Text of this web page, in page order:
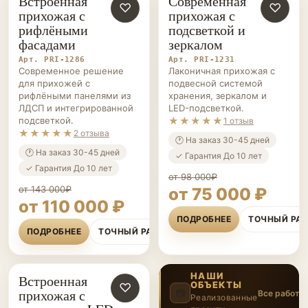
ПРИХОЖИЕ НА ЗАКАЗ
♡
прихожая с
рифлёными
фасадами
Арт. PRI-1286
Современное решение
для прихожей с
рифлёными панелями из
ЛДСП и интегрированной
подсветкой.
★★★★★ 2 отзыва
🕐 На заказ 30-45 дней
✓ Гарантия До 10 лет
от 143 000₽
от 110 000 ₽
ПОДРОБНЕЕ ТОЧНЫЙ РАСЧЁТ
ПРИХОЖИЕ НА ЗАКАЗ
♡
прихожая с
подсветкой и
зеркалом
Арт. PRI-1231
Лаконичная прихожая с
подвесной системой
хранения, зеркалом и
LED-подсветкой.
★★★★★ 1 отзыв
🕐 На заказ 30-45 дней
✓ Гарантия До 10 лет
от 98 000₽
от 75 000 ₽
ПОДРОБНЕЕ ТОЧНЫЙ
ПРИХОЖИЕ НА ЗАКАЗ
♡
Встроенная
прихожая с
НАШИ
ОБЪЕКТЫ
РеализованныеВсе